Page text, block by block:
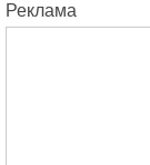
Реклама